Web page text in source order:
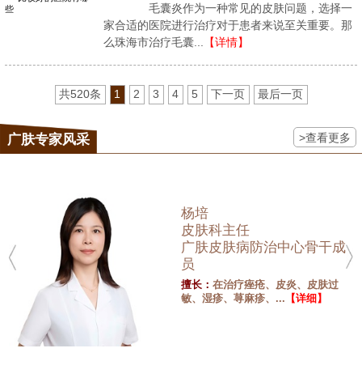
毛囊炎作为一种常见的皮肤问题，选择一
家合适的医院进行治疗对于患者来说至关重要。那
么珠海市治疗毛囊... 【详情】
共520条 1 2 3 4 5 下一页 最后一页
广肤专家风采 >查看更多
杨培
皮肤科主任
广肤皮肤病防治中心骨干成
员
擅长：在治疗痤疮、皮炎、皮肤过
敏、湿疹、荨麻疹、... 【详细】